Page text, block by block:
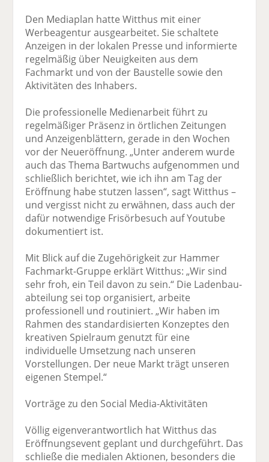
Den Mediaplan hatte Witthus mit einer
Werbeagentur ausgearbeitet. Sie schaltete
Anzeigen in der lokalen Presse und informierte
regelmäßig über Neuigkeiten aus dem
Fachmarkt und von der Baustelle sowie den
Aktivitäten des Inhabers.
Die professionelle Medienarbeit führt zu
regelmäßiger Präsenz in örtlichen Zeitungen
und Anzeigenblättern, gerade in den Wochen
vor der Neueröffnung. „Unter anderem wurde
auch das Thema Bartwuchs aufgenommen und
schließlich berichtet, wie ich ihn am Tag der
Eröffnung habe stutzen lassen“, sagt Witthus –
und vergisst nicht zu erwähnen, dass auch der
dafür notwendige Frisörbesuch auf Youtube
dokumentiert ist.
Mit Blick auf die Zugehörigkeit zur Hammer
Fachmarkt-Gruppe erklärt Witthus: „Wir sind
sehr froh, ein Teil davon zu sein.“ Die Ladenbau­
abteilung sei top organisiert, arbeite
professionell und routiniert. „Wir haben im
Rahmen des standardisierten Konzeptes den
kreativen Spielraum genutzt für eine
individuelle Umsetzung nach unseren
Vorstellungen. Der neue Markt trägt unseren
eigenen Stempel.“
Vorträge zu den Social Media-Aktivitäten
Völlig eigenverantwortlich hat Witthus das
Eröffnungsevent geplant und durchgeführt. Das
schließe die medialen Aktionen, besonders die